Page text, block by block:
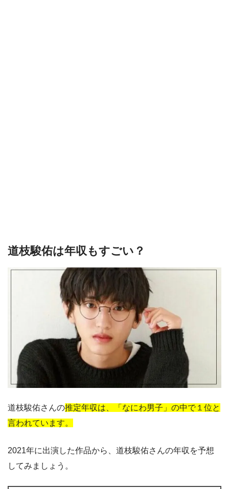
道枝駿佑は年収もすごい？
道枝駿佑さんの推定年収は、「なにわ男子」の中で１位と
言われています。
2021年に出演した作品から、道枝駿佑さんの年収を予想
してみましょう。